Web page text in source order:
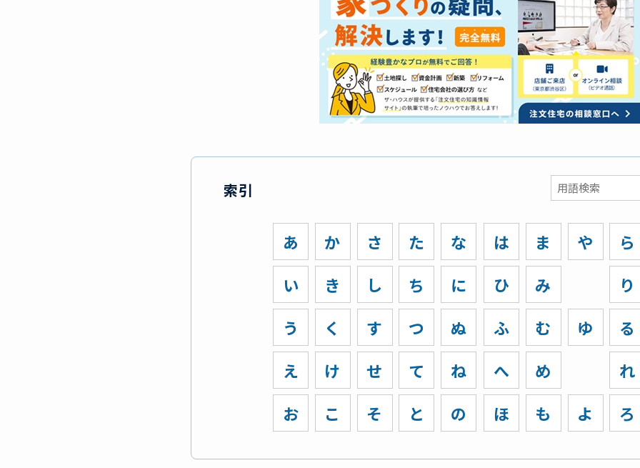
索引
あ
い
う
え
お
か
き
く
け
こ
さ
し
す
せ
そ
た
ち
つ
て
と
な
に
ぬ
ね
の
は
ひ
ふ
へ
ほ
ま
み
む
め
も
や
ゆ
よ
ら
り
る
れ
ろ